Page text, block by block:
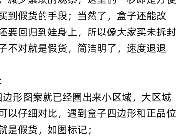
到假货的手段；当然了，盒子还能改
要回归到娃身上，所以像大家买未拆封
不对就是假货，简洁明了，速度退退
边形图案就已经圈出来小区域，大区域
以仔细对比，遇到盒子四边形和正品位
是假货，如图标记；